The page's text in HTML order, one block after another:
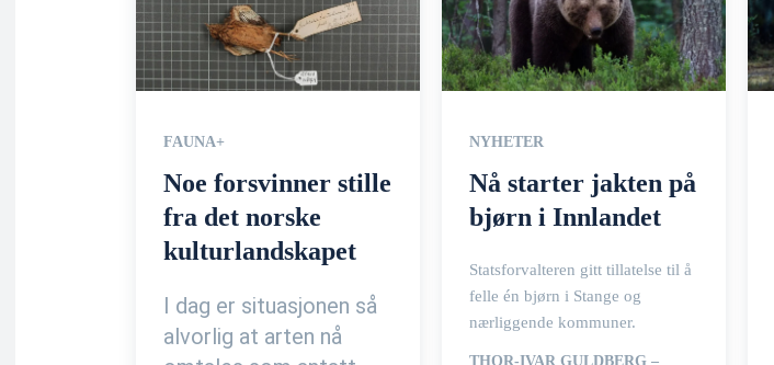
FAUNA+
Noe forsvinner stille
fra det norske
kulturlandskapet
I dag er situasjonen så
alvorlig at arten nå
NYHETER
Nå starter jakten på
bjørn i Innlandet
Statsforvalteren gitt tillatelse til å
felle én bjørn i Stange og
nærliggende kommuner.
THOR-IVAR GULDBERG –